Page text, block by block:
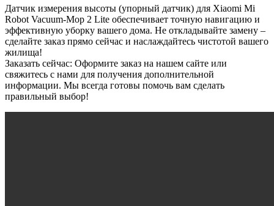
Датчик измерения высоты (упорный датчик) для Xiaomi Mi
Robot Vacuum-Mop 2 Lite обеспечивает точную навигацию и
эффективную уборку вашего дома. Не откладывайте замену –
сделайте заказ прямо сейчас и наслаждайтесь чистотой вашего
жилища!
Заказать сейчас: Оформите заказ на нашем сайте или
свяжитесь с нами для получения дополнительной
информации. Мы всегда готовы помочь вам сделать
правильный выбор!